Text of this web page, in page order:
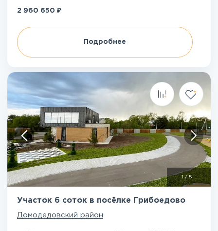
2 960 650 ₽
Подробнее
1/5
Участок 6 соток в посёлке Грибоедово
Домодедовский район